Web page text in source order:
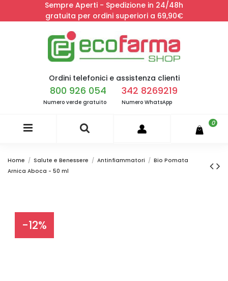
Sempre Aperti - Spedizione in 24/48h
gratuita per ordini superiori a 69,90€
Ordini telefonici e assistenza clienti
800 926 054
Numero verde gratuito
342 8269219
Numero WhatsApp
0
Home Salute e Benessere Antinfiammatori
Bio Pomata
Arnica Aboca - 50 ml
-12%